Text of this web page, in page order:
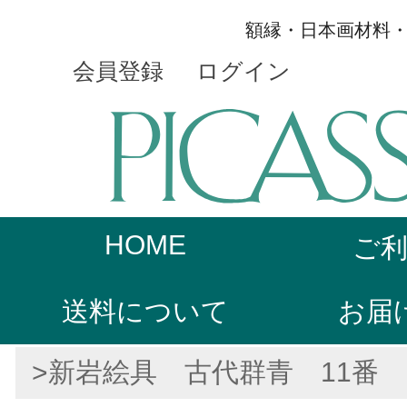
額縁・日本画材料
会員登録 ログイン
HOME ご
送料について お届
>新岩絵具 古代群青 11番